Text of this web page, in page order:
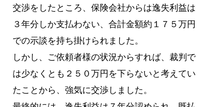
交渉をしたところ、保険会社からは逸失利益は
３年分しか支払わない、合計金額約１７５万円
での示談を持ち掛けられました。
しかし、ご依頼者様の状況からすれば、裁判で
は少なくとも２５０万円を下らないと考えてい
たことから、強気に交渉しました。